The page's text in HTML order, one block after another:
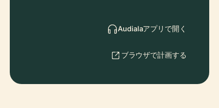
Audialaアプリで開く
ブラウザで計画する